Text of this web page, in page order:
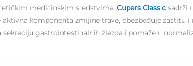
medicinskim sredstvima.Cupers Classic sadrži
aktivna komponenta zmijine trave, obezbeđuje zaštitu i
sekreciju gastrointestinalnih žlezda i pomaže u